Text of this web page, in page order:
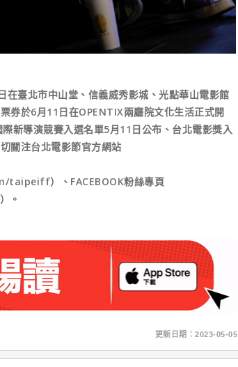
臺北市中山堂、信義威秀影城、光點華山電影館
券於6月11日在OPENTIX兩廳院文化生活正式開
新導演競賽入選名單5月11日公布、台北電影獎入
關注台北電影節官方網站
）、FACEBOOK粉絲專頁
。
更新日期：2023-05-05